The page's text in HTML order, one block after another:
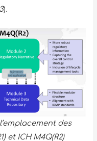
).
des
et ICH M4Q(R2)